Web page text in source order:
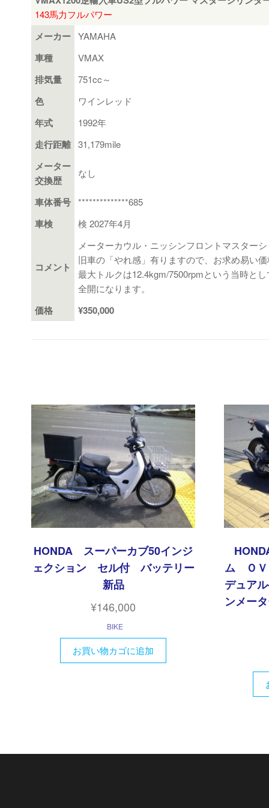
143馬力フルパワー
メーカー YAMAHA
車種 VMAX
排気量 751cc～
色 ワインレッド
年式 1992年
走行距離 31,179mile
メーター
交換歴
なし
車体番号 **************685
車検 検 2027年4月
コメント
メーターカウル・ニッシンフロントマスター
旧車の「やれ感」有りますので、お求め易い
最大トルクは12.4kgm/7500rpmという当時と
全開になります。
価格 ¥350,000
HONDA スーパーカブ50インジ
ェクション セル付 バッテリー
新品
¥146,000
BIKE
お買い物カゴに追加
ム ＯＶ
デュア
ンメー